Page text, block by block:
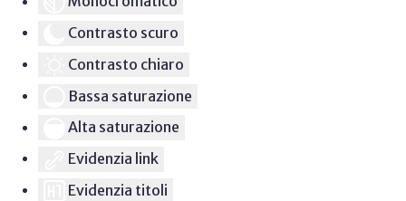
Contrasto scuro
Contrasto chiaro
Bassa saturazione
Alta saturazione
Evidenzia link
Evidenzia titoli